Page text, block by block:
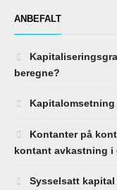
ANBEFALT
beregne?
Kontanter på
kontant avkastning i
Sysselsatt